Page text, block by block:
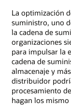
La optimización
suministro, uno
la cadena de
organizaciones
para impulsar la
cadena de
almacenaje y
distribuidor
procesamiento
hagan los